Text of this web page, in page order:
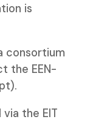
is
consortium
the EEN-
the EIT